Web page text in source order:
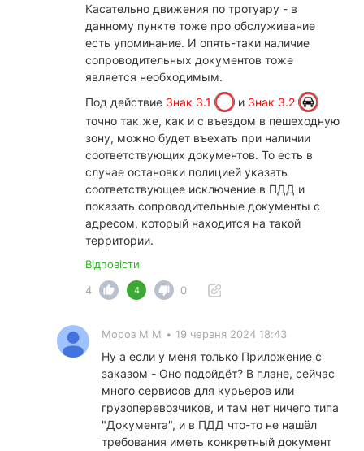
Касательно движения по тротуару - в
данному пункте тоже про обслуживание
есть упоминание. И опять-таки наличие
сопроводительных документов тоже
является необходимым.
Под действие Знак 3.1 и Знак 3.2
точно так же, как и с въездом в пешеходную
зону, можно будет въехать при наличии
соответствующих документов. То есть в
случае остановки полицией указать
соответствующее исключение в ПДД и
показать сопроводительные документы с
адресом, который находится на такой
территории.
Відповісти
4
4 0
Мороз М М • 19 червня 2024 18:43
Ну а если у меня только Приложение с
заказом - Оно подойдёт? В плане, сейчас
много сервисов для курьеров или
грузоперевозчиков, и там нет ничего типа
"Документа", и в ПДД что-то не нашёл
требования иметь конкретный документ